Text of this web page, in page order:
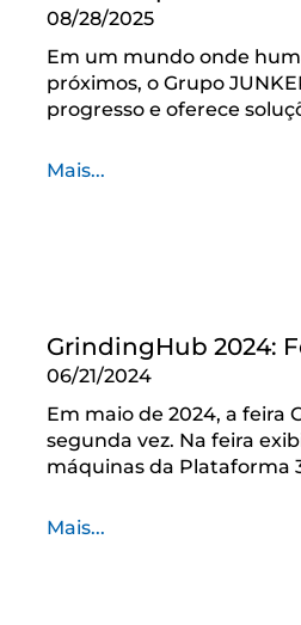
08/28/2025
Em um mundo onde
próximos, o Grupo
progresso e oferece
Mais...
GrindingHub 2024:
06/21/2024
Em maio de 2024, a
segunda vez. Na feira
máquinas da Plataforma
Mais...